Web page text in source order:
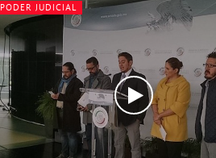
PODER JUDICIAL